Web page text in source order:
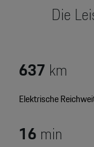
Motorsport & Events
Wir über uns
Newsletter abonnieren
Porsche Gebrauchtwagen
Konfigurator
Car Configurator
Die
637 km
Elektrische
16 min